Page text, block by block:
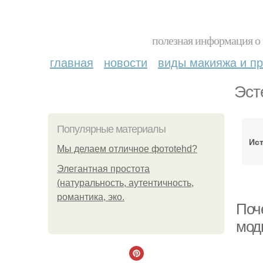
полезная информация
главная новости виды макияжа и
Популярные материалы
Мы делаем отличное фотоtehd?
Элегантная простота
(натуральность, аутентичность,
романтика, эко.